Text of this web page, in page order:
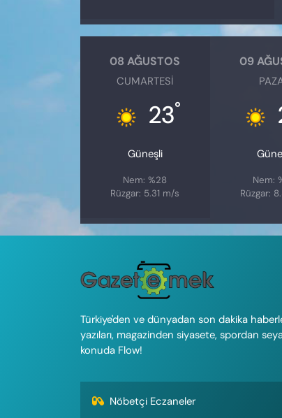
08 AĞUSTOS
CUMARTESI
23°
Güneşli
Nem: %28
Rüzgar: 5.31 m/s
09
Nem:
Rüzgar:
Türkiye'den ve dünyadan son dakika
yazıları, magazinden siyasete, spordan
konuda Flow!
Nöbetçi Eczaneler
VAN VE DİYARBAKIR HABERLERİ